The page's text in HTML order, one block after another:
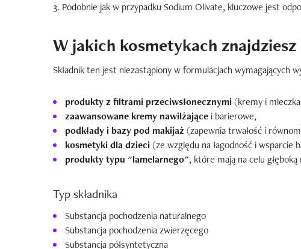
Podobnie jak w przypadku Sodium Olivate, kluczowe jest
W jakich kosmetykach
Składnik ten jest niezastąpiony w formulacjach wymagających
produkty z filtrami przeciwsłonecznymi(kremy i
zaawansowane kremy nawilżające i barierowe,
podkłady i bazy pod makijaż(zapewnia trwałość i
kosmetyki dla dzieci(ze względu na łagodność i wsparcie
produkty typu "lamelarnego", które mają na celu
Typ składnika
Substancja pochodzenia naturalnego
Substancja pochodzenia zwierzęcego
Substancja półsyntetyczna